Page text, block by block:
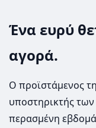
Ένα ευρύ
αγορά.
Ο προϊστάμενος
υποστηρικτής
περασμένη